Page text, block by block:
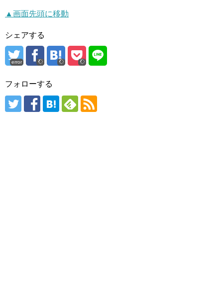
▲画面先頭に移動
シェアする
error
フォローする